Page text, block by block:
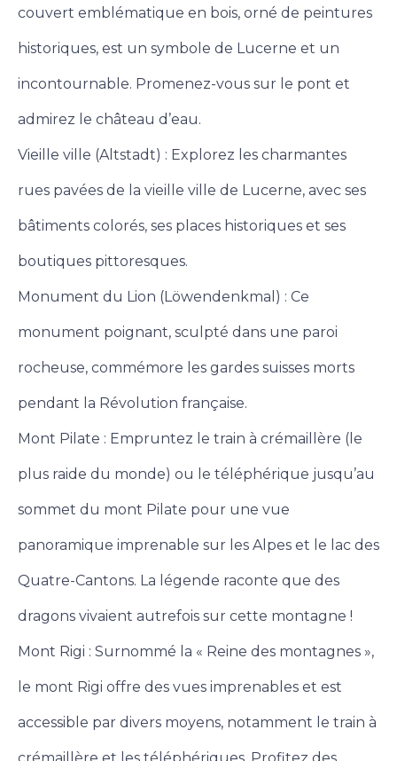
couvert emblématique en bois, orné de peintures
historiques, est un symbole de Lucerne et un
incontournable. Promenez-vous sur le pont et
admirez le château d’eau.
Vieille ville (Altstadt) : Explorez les charmantes
rues pavées de la vieille ville de Lucerne, avec ses
bâtiments colorés, ses places historiques et ses
boutiques pittoresques.
Monument du Lion (Löwendenkmal) : Ce
monument poignant, sculpté dans une paroi
rocheuse, commémore les gardes suisses morts
pendant la Révolution française.
Mont Pilate : Empruntez le train à crémaillère (le
plus raide du monde) ou le téléphérique jusqu’au
sommet du mont Pilate pour une vue
panoramique imprenable sur les Alpes et le lac des
Quatre-Cantons. La légende raconte que des
dragons vivaient autrefois sur cette montagne !
Mont Rigi : Surnommé la « Reine des montagnes »,
le mont Rigi offre des vues imprenables et est
accessible par divers moyens, notamment le train à